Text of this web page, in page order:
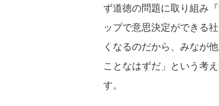
ず道徳の問題に取り組み
ップで意思決定ができる
くなるのだから、みなが
ことなはずだ」という考
す。